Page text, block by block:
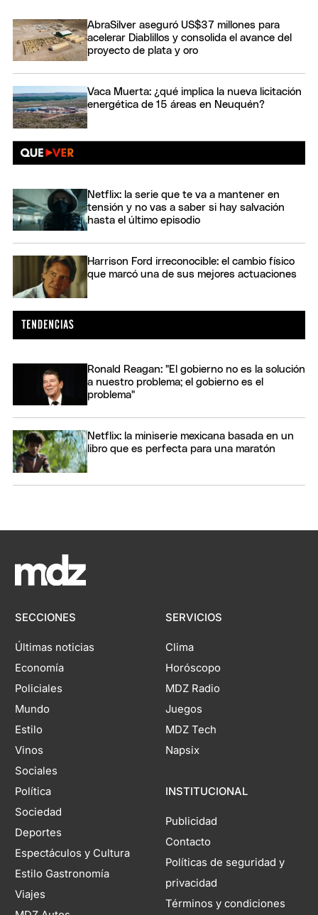
AbraSilver aseguró US$37 millones para
acelerar Diablillos y consolida el avance del
proyecto de plata y oro
Vaca Muerta: ¿qué implica la nueva licitación
energética de 15 áreas en Neuquén?
Netflix: la serie que te va a mantener en
tensión y no vas a saber si hay salvación
hasta el último episodio
Harrison Ford irreconocible: el cambio físico
que marcó una de sus mejores actuaciones
Ronald Reagan: "El gobierno no es la solución
a nuestro problema; el gobierno es el
problema"
Netflix: la miniserie mexicana basada en un
libro que es perfecta para una maratón
SECCIONES
Últimas noticias
Economía
Policiales
Mundo
Estilo
Vinos
Sociales
Política
Sociedad
Deportes
Espectáculos y Cultura
Estilo Gastronomía
Viajes
SERVICIOS
Clima
Horóscopo
MDZ Radio
Juegos
MDZ Tech
Napsix
INSTITUCIONAL
Publicidad
Contacto
Políticas de seguridad y
privacidad
Términos y condiciones